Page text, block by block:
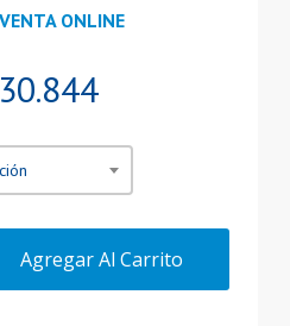
VENTA ONLINE
30.844Rango
precios:
desde
$21.668
hasta
$30.844
Agregar Al Carrito